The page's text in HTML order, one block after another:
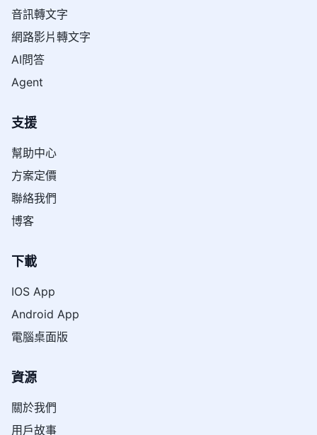
音訊轉文字
網路影片轉文字
AI問答
Agent
支援
幫助中心
方案定價
聯絡我們
博客
下載
IOS App
Android App
電腦桌面版
資源
關於我們
用戶故事